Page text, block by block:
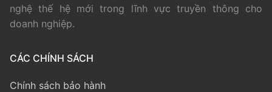
nghệ thế hệ mới trong lĩnh vực truyền thông cho
doanh nghiệp.
CÁC CHÍNH SÁCH
Chính sách bảo hành